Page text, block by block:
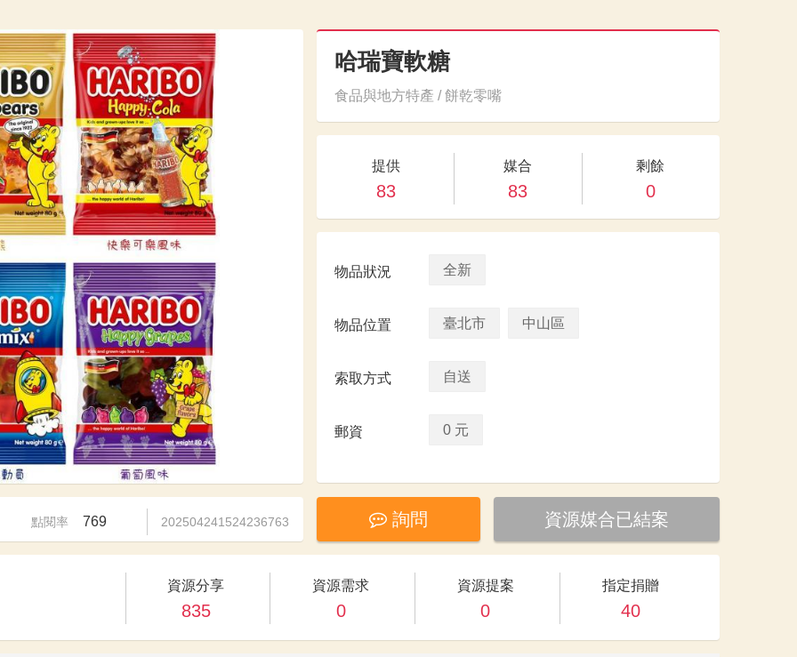
哈瑞寶軟糖
食品與地方特產 / 餅乾零嘴
提供
83
媒合
83
剩餘
0
物品狀況 全新
物品位置 臺北市 中山區
索取方式 自送
郵資 0 元
點閱率 769 202504241524236763 詢問 資源媒合已結案
資源分享
835
資源需求
0
資源提案
0
指定捐贈
40